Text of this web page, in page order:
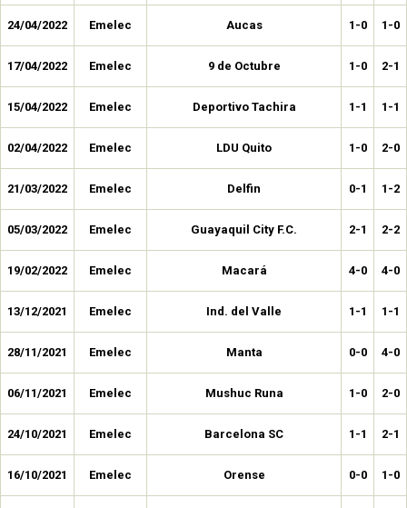
24/04/2022 Emelec Aucas 1-0 1-0
17/04/2022 Emelec 9 de Octubre 1-0 2-1
15/04/2022 Emelec Deportivo Tachira 1-1 1-1
02/04/2022 Emelec LDU Quito 1-0 2-0
21/03/2022 Emelec Delfin 0-1 1-2
05/03/2022 Emelec Guayaquil City F.C. 2-1 2-2
19/02/2022 Emelec Macará 4-0 4-0
13/12/2021 Emelec Ind. del Valle 1-1 1-1
28/11/2021 Emelec Manta 0-0 4-0
06/11/2021 Emelec Mushuc Runa 1-0 2-0
24/10/2021 Emelec Barcelona SC 1-1 2-1
16/10/2021 Emelec Orense 0-0 1-0